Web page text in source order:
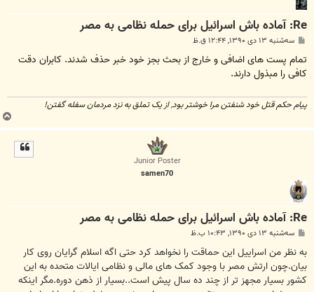
Re: آماده باش اسرائیل برای حمله نظامی به مصر
ت
سه‌شنبه ۱۳ دی ۱۳۹۰, ۱۲:۴۴ ق.ظ
تمام پست های اضافی و خارج از بحث بجز خود خبر حذف شدند. کابران دقت
کافی را مبذول دارند.
پیام حکم قتل خود شنفتن مرا خوشتر بود, از یک تملق به نزد مردمان سفله گفتن!
Junior Poster
samen70
Re: آماده باش اسرائیل برای حمله نظامی به مصر
ت
سه‌شنبه ۱۳ دی ۱۳۹۰, ۱۰:۴۳ ب.ظ
به نظر من اسراییل این حماقت را نخواهد کرد حتی اگه اسلام گرایان روی کار
بیان.چون ارتش مصر با وجود کمک های مالی و نظامی ایالات متحده به این
کشور بسیار مجهز تر از چند ده سال پیش است..بسیار از ذهن دوره.مگر اینکه